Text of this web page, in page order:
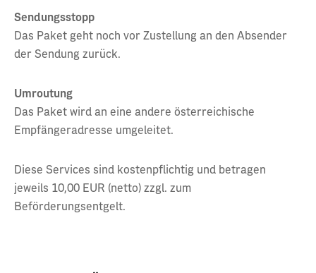
Sendungsstopp
Das Paket geht noch vor Zustellung an den Absender
der Sendung zurück.
Umroutung
Das Paket wird an eine andere österreichische
Empfängeradresse umgeleitet.
Diese Services sind kostenpflichtig und betragen
jeweils 10,00 EUR (netto) zzgl. zum
Beförderungsentgelt.